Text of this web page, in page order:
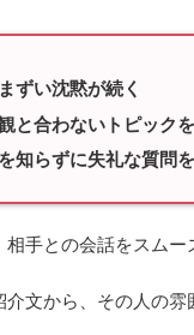
ずい沈黙が続く
と合わないトピック
知らずに失礼な質問
手との会話をスムー
介文から、その人の